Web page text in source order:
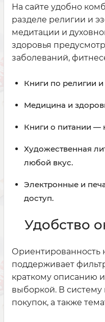
На сайте удобно
разделе религии и
медитации и
здоровья
заболеваний,
Книги по религии
Медицина и
Книги о питании —
Художественная
любой вкус.
Электронные и
доступ.
Удобство
Ориентированность
поддерживает
краткому описанию
выборкой. В
покупок, а также